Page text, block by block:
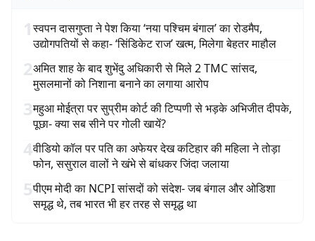
1स्वपन दासगुप्ता ने पेश किया ‘नया पश्चिम बंगाल’ का रोडमैप,
उद्योगपतियों से कहा- ‘सिंडिकेट राज’ खत्म, मिलेगा बेहतर माहौल
2अमित शाह के बाद शुभेंदु अधिकारी से मिले 2 TMC सांसद,
मुसलमानों को निशाना बनाने का लगाया आरोप
3महुआ मोईत्रा पर सुप्रीम कोर्ट की टिप्पणी से भड़के अभिजीत दीपके,
पूछा- क्या सब सीने पर गोली खायें?
4वीडियो कॉल पर पति का अफेयर देख कटिहार की महिला ने तोड़ा
फोन, ससुराल वालों ने खंभे से बांधकर जिंदा जलाया
5पीएम मोदी का NCPI सांसदों को संदेश- जब बंगाल और ओडिशा
समृद्ध थे, तब भारत भी हर तरह से समृद्ध था